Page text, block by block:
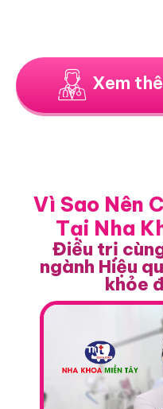
Xem
Vì Sao Nên
Tại Nha
Điều trị
ngành Hiệu
khỏe